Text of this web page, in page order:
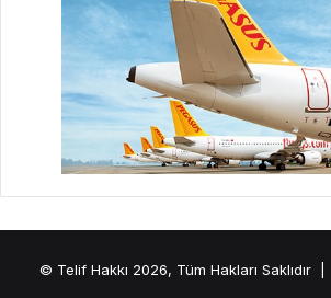
© Telif Hakkı 2026, Tüm Hakları Saklıdır |